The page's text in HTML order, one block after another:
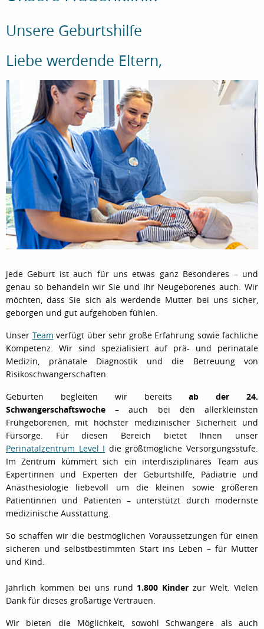
Unsere Geburtshilfe
Liebe werdende Eltern,
jede Geburt ist auch für uns etwas ganz Besonderes – und
genau so behandeln wir Sie und Ihr Neugeborenes auch. Wir
möchten, dass Sie sich als werdende Mutter bei uns sicher,
geborgen und gut aufgehoben fühlen.
Unser Team verfügt über sehr große Erfahrung sowie fachliche
Kompetenz. Wir sind spezialisiert auf prä- und perinatale
Medizin, pränatale Diagnostik und die Betreuung von
Risikoschwangerschaften.
Geburten begleiten wir bereits ab der 24.
Schwangerschaftswoche– auch bei den allerkleinsten
Frühgeborenen, mit höchster medizinischer Sicherheit und
Fürsorge. Für diesen Bereich bietet Ihnen unser
Perinatalzentrum Level I die größtmögliche Versorgungsstufe.
Im Zentrum kümmert sich ein interdisziplinäres Team aus
Expertinnen und Experten der Geburtshilfe, Pädiatrie und
Anästhesiologie liebevoll um die kleinen sowie größeren
Patientinnen und Patienten – unterstützt durch modernste
medizinische Ausstattung.
So schaffen wir die bestmöglichen Voraussetzungen für einen
sicheren und selbstbestimmten Start ins Leben – für Mutter
und Kind.
Jährlich kommen bei uns rund 1.800 Kinderzur Welt. Vielen
Dank für dieses großartige Vertrauen.
Wir bieten die Möglichkeit, sowohl Schwangere als auch